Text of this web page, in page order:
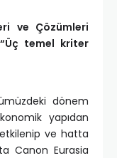
ve Çözümleri
“Üç temel kriter
dönem
yapıdan
ve hatta
Canon Eurasia